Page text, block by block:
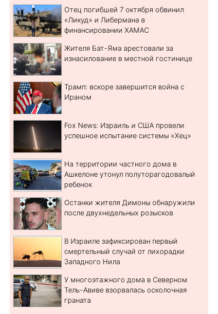
Отец погибшей 7 октября обвинил
«Ликуд» и Либермана в
финансировании ХАМАС
Жителя Бат-Яма арестовали за
изнасилование в местной гостинице
Трамп: вскоре завершится война с
Ираном
Fox News: Израиль и США провели
успешное испытание системы «Хец»
На территории частного дома в
Ашкелоне утонул полуторагодовалый
ребенок
Останки жителя Димоны обнаружили
после двухнедельных розысков
В Израиле зафиксирован первый
смертельный случай от лихорадки
Западного Нила
У многоэтажного дома в Северном
Тель-Авиве взорвалась осколочная
граната